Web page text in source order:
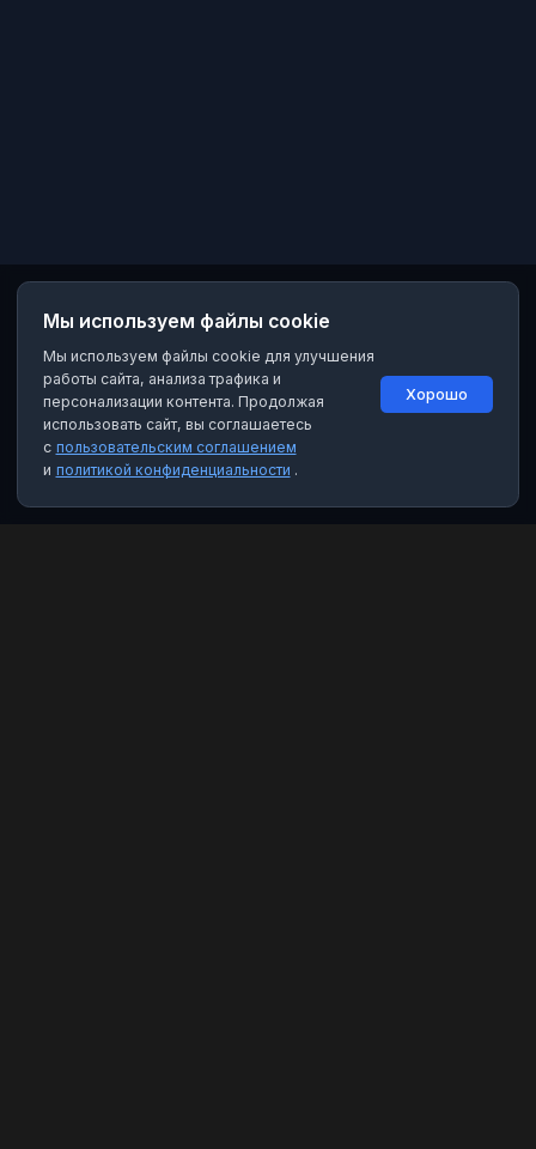
Мы используем файлы cookie
Мы используем файлы cookie для улучшения
работы сайта, анализа трафика и
персонализации контента. Продолжая
использовать сайт, вы соглашаетесь
с пользовательским соглашением
и политикой конфиденциальности .
Хорошо